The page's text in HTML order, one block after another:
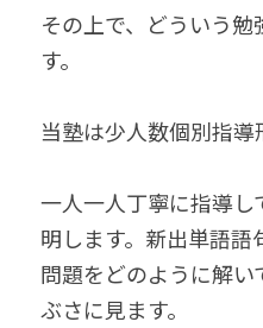
その上で、どういう
す。
当塾は少人数個別指導
一人一人丁寧に指導
明します。新出単語語
問題をどのように解
ぶさに見ます。